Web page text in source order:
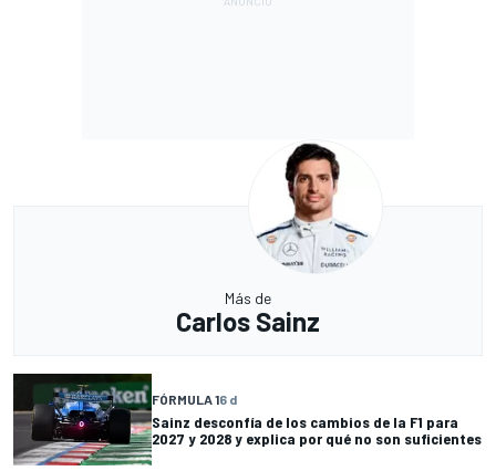
Más de
Carlos Sainz
FÓRMULA 16 d
Sainz desconfía de los cambios de la F1 para
2027 y 2028 y explica por qué no son suficientes